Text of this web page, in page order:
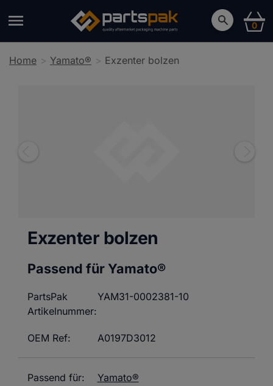
0
Home Yamato® Exzenter bolzen
Exzenter bolzen
Passend für Yamato®
PartsPak
Artikelnummer:
YAM31-0002381-10
OEM Ref: A0197D3012
Passend für: Yamato®